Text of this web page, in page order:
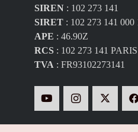
SIREN: 102 273 141
SIRET: 102 273 141 000
APE : 46.90Z
RCS: 102 273 141 PARIS
TVA: FR93102273141